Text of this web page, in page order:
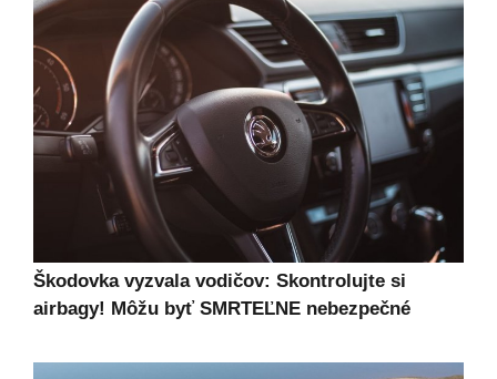
Škodovka vyzvala vodičov: Skontrolujte si
airbagy! Môžu byť SMRTEĽNE nebezpečné